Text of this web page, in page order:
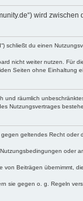
wird
schließt du einen
nicht weiter nutzen. Für
Seiten ohne Einhaltung
räumlich
Nutzungsvertrages
geltendes Recht
Beiträgen übernimmt,
sie gegen o. g. Regeln